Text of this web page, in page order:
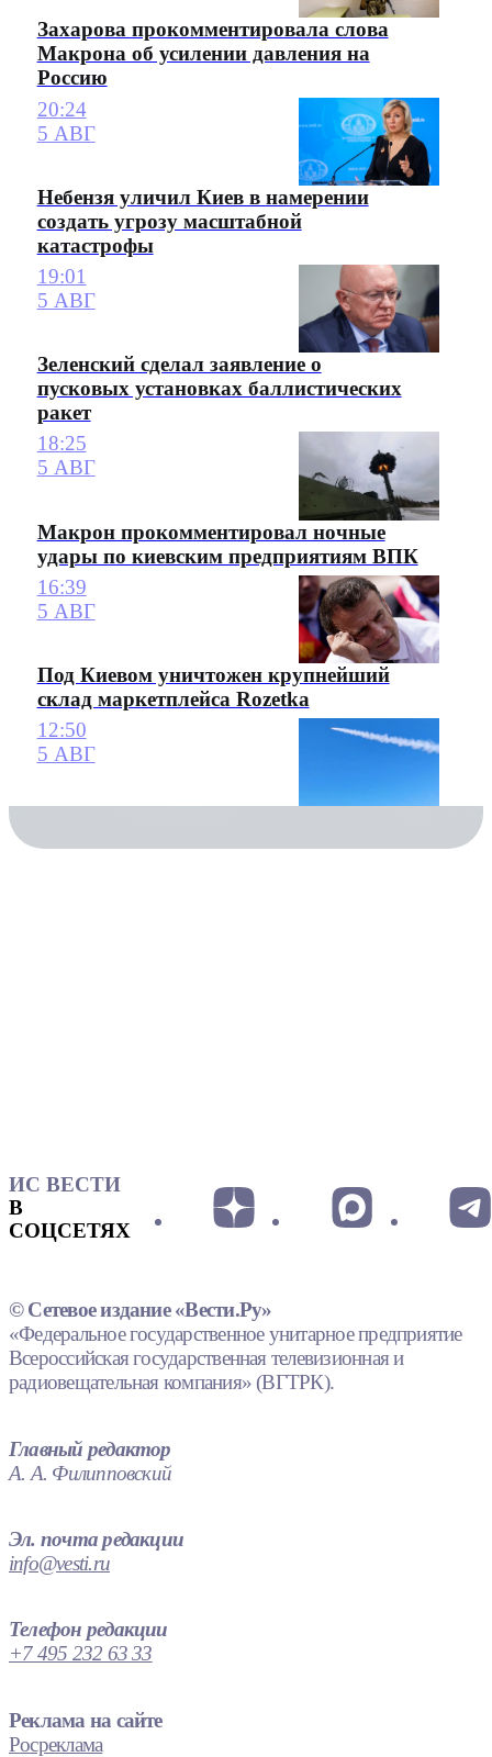
Захарова прокомментировала слова
Макрона об усилении давления на
Россию
20:24
5 АВГ
Небензя уличил Киев в намерении
создать угрозу масштабной
катастрофы
19:01
5 АВГ
Зеленский сделал заявление о
пусковых установках баллистических
ракет
18:25
5 АВГ
Макрон прокомментировал ночные
удары по киевским предприятиям ВПК
16:39
5 АВГ
Под Киевом уничтожен крупнейший
склад маркетплейса Rozetka
12:50
5 АВГ
ИС ВЕСТИ
В
СОЦСЕТЯХ
© Сетевое издание «Вести.Ру»
«Федеральное государственное унитарное предприятие
Всероссийская государственная телевизионная и
радиовещательная компания» (ВГТРК).
Главный редактор
А. А. Филипповский
Эл. почта редакции
info@vesti.ru
Телефон редакции
+7 495 232 63 33
Реклама на сайте
Росреклама